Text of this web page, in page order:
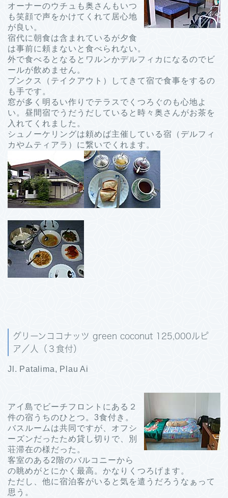
オーナーのウチュも奥さんもいつ
も笑顔で声をかけてくれて居心地
が良い。
宿代に朝食は含まれているが夕食
は事前に頼まないと食べられない。
外で食べるとなるとワルンかデルフィカになるのでビ
ールが飲めません。
ブンクス（テイクアウト）してきて宿で食事をするの
も手です。
窓が多く明るい作りでテラスでくつろぐのも心地よ
い。昼間宿でうだうだしていると時々奥さんがお茶を
入れてくれました。
シュノーケリングは頼めば主催している宿（デルフィ
カやムティアラ）に繋いでくれます。
グリーンココナッツ green coconut 125,000ルピ
ア／人（３食付）
Jl. Patalima, Plau Ai
アイ島でビーチフロントにある２
件の宿うちのひとつ。3食付き。
バスルームは共同ですが、オフシ
ーズンだったため貸し切りで、別
荘滞在の様だった。
客室のある2階のバルコニーから
の眺めがとにかく最高。かなりくつろげます。
ただし、他に宿泊客がいると気を遣うだろうなぁって
思う。